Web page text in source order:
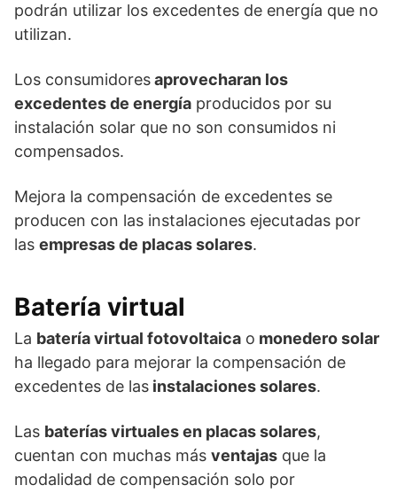
podrán utilizar los excedentes de energía que no
utilizan.
Los consumidoresaprovecharan los
excedentes de energía producidos por su
instalación solar que no son consumidos ni
compensados.
Mejora la compensación de excedentes se
producen con las instalaciones ejecutadas por
las empresas de placas solares.
Batería virtual
La batería virtual fotovoltaica o monedero solar
ha llegado para mejorar la compensación de
excedentes de las instalaciones solares.
Las baterías virtuales en placas solares,
cuentan con muchas más ventajas que la
modalidad de compensación solo por